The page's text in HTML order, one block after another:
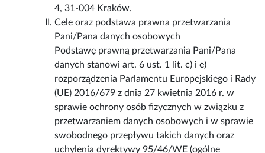
4, 31-004 Kraków.
Cele oraz podstawa prawna przetwarzania
Pani/Pana danych osobowych
Podstawę prawną przetwarzania Pani/Pana
danych stanowi art. 6 ust. 1 lit. c) i e)
rozporządzenia Parlamentu Europejskiego i Rady
(UE) 2016/679 z dnia 27 kwietnia 2016 r. w
sprawie ochrony osób fizycznych w związku z
przetwarzaniem danych osobowych i w sprawie
swobodnego przepływu takich danych oraz
uchylenia dyrektywy 95/46/WE (ogólne